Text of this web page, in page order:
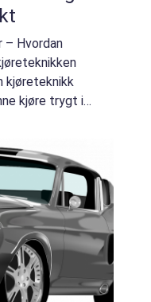
– Hvordan
kjøreteknikk
kjøre trygt i